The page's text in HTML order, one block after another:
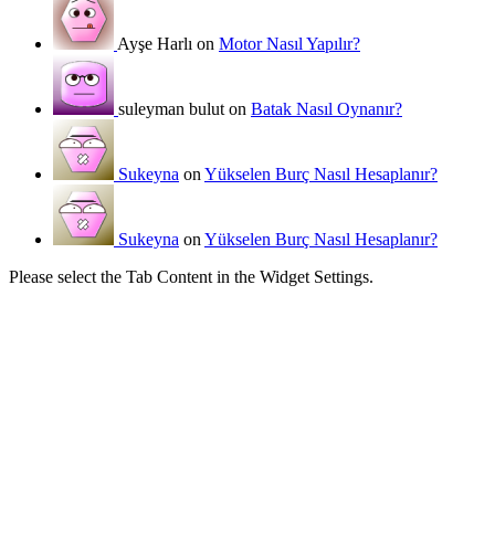
Ayşe Harlı on Motor Nasıl Yapılır?
suleyman bulut on Batak Nasıl Oynanır?
Sukeyna onYükselen Burç Nasıl Hesaplanır?
Sukeyna onYükselen Burç Nasıl Hesaplanır?
Please select the Tab Content in the Widget Settings.